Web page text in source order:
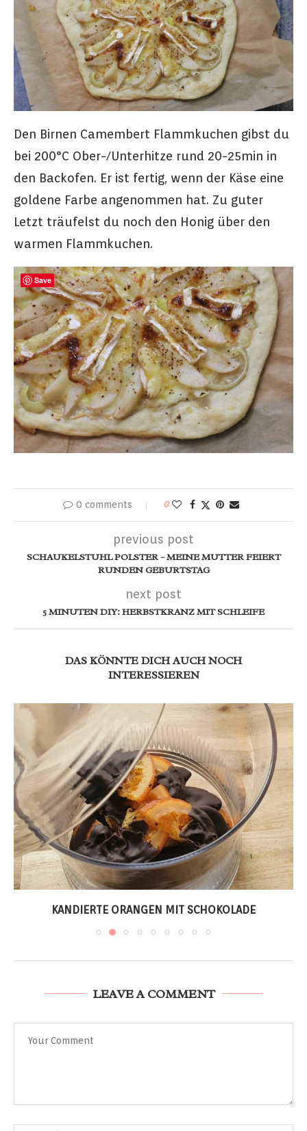
Den Birnen Camembert Flammkuchen gibst du
bei 200°C Ober-/Unterhitze rund 20-25min in
den Backofen. Er ist fertig, wenn der Käse eine
goldene Farbe angenommen hat. Zu guter
Letzt träufelst du noch den Honig über den
warmen Flammkuchen.
0 comments 0
previous post
SCHAUKELSTUHL POLSTER – MEINE MUTTER FEIERT
RUNDEN GEBURTSTAG
next post
5 MINUTEN DIY: HERBSTKRANZ MIT SCHLEIFE
DAS KÖNNTE DICH AUCH NOCH
INTERESSIEREN
KANDIERTE ORANGEN MIT SCHOKOLADE
LEAVE A COMMENT
Save